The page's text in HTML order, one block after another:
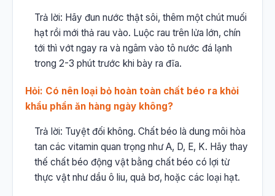
Trả lời: Hãy đun nước thật sôi, thêm một chút muối
hạt rồi mới thả rau vào. Luộc rau trên lửa lớn, chín
tới thì vớt ngay ra và ngâm vào tô nước đá lạnh
trong 2-3 phút trước khi bày ra đĩa.
Hỏi: Có nên loại bỏ hoàn toàn chất béo ra khỏi
khẩu phần ăn hàng ngày không?
Trả lời: Tuyệt đối không. Chất béo là dung môi hòa
tan các vitamin quan trọng như A, D, E, K. Hãy thay
thế chất béo động vật bằng chất béo có lợi từ
thực vật như dầu ô liu, quả bơ, hoặc các loại hạt.